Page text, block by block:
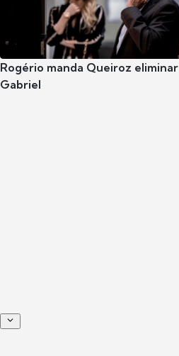
Rogério manda Queiroz eliminar
Gabriel